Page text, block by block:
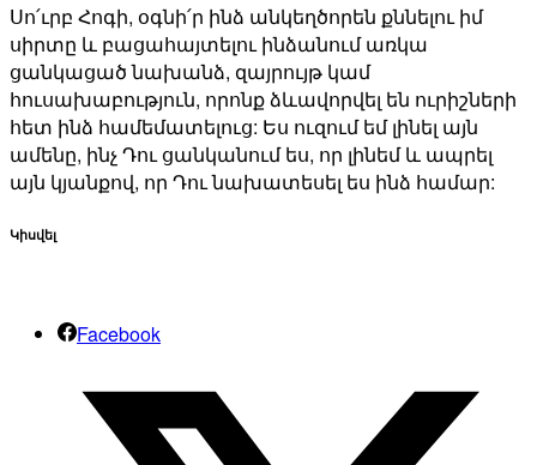
Սո՛ւրբ Հոգի, օգնի՛ր ինձ անկեղծորեն քննելու իմ
սիրտը և բացահայտելու ինձանում առկա
ցանկացած նախանձ, զայրույթ կամ
հուսախաբություն, որոնք ձևավորվել են ուրիշների
հետ ինձ համեմատելուց: Ես ուզում եմ լինել այն
ամենը, ինչ Դու ցանկանում ես, որ լինեմ և ապրել
այն կյանքով, որ Դու նախատեսել ես ինձ համար:
Կիսվել
Facebook